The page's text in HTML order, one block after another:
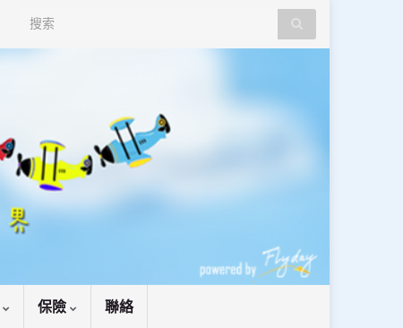
Search for:
保險 聯絡